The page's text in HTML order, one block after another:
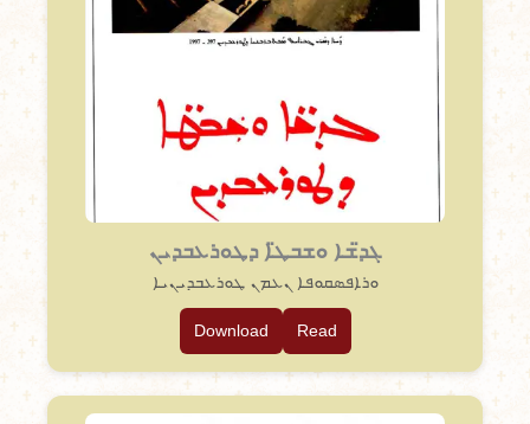
ܓܕ̈ܫܐ ܘܫܒܛ̈ܐ ܕܛܘܪܥܒܕܝܢ
ܘܪܐܦܣܩܘܦܐ ܢܥܡܢ ܛܘܪܥܒܕܝܢܝܐ
Read
Download